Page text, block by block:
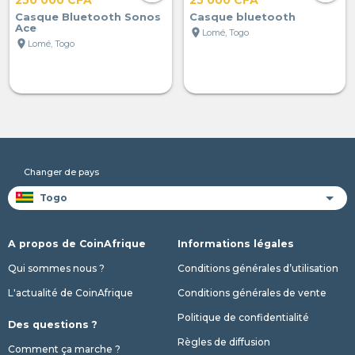
Casque Bluetooth Sonos
Ace
location_on Lomé, Togo
Casque bluetooth
location_on Lomé, Togo
Changer de pays
A propos de CoinAfrique
Qui sommes nous ?
L'actualité de CoinAfrique
Des questions ?
Comment ça marche ?
Informations légales
Conditions générales d’utilisation
Conditions générales de vente
Politique de confidentialité
Règles de diffusion